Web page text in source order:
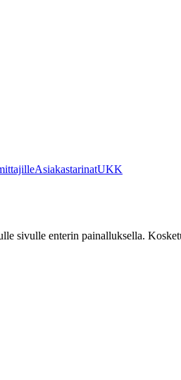
AsiakastarinatUKK
sivulle enterin painalluksella.